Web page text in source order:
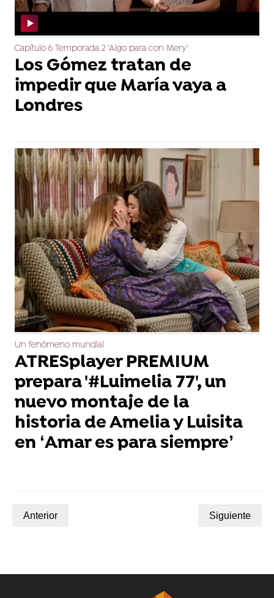
Capítulo 6 Temporada 2 'Algo para con Mery'
Los Gómez tratan de
impedir que María vaya a
Londres
Un fenómeno mundial
ATRESplayer PREMIUM
prepara '#Luimelia 77', un
nuevo montaje de la
historia de Amelia y Luisita
en ‘Amar es para siempre’
Anterior Siguiente